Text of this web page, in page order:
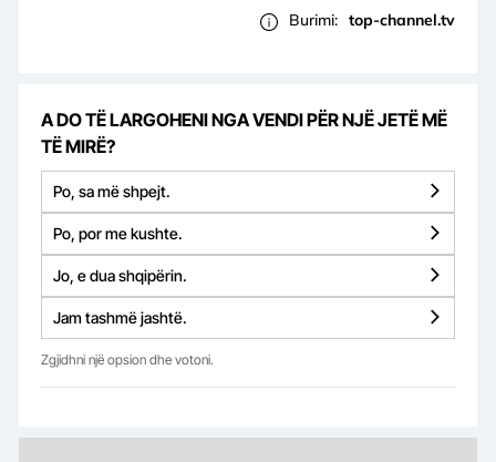
Burimi: top-channel.tv
A DO TË LARGOHENI NGA VENDI PËR NJË JETË MË
TË MIRË?
Po, sa më shpejt.
Po, por me kushte.
Jo, e dua shqipërin.
Jam tashmë jashtë.
Zgjidhni një opsion dhe votoni.